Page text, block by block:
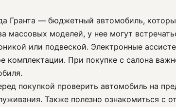
Гранта — бюджетный автомобиль,
массовых моделей, у нее могут
или подвеской. Электронные
комплектации. При покупке с салона
покупкой проверить автомобиль на
Также полезно ознакомиться